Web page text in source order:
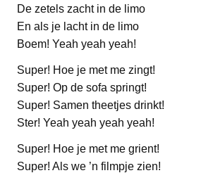
De zetels zacht in de limo
En als je lacht in de limo
Boem! Yeah yeah yeah!
Super! Hoe je met me zingt!
Super! Op de sofa springt!
Super! Samen theetjes drinkt!
Ster! Yeah yeah yeah yeah!
Super! Hoe je met me grient!
Super! Als we ’n filmpje zien!